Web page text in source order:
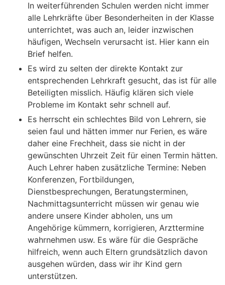
In weiterführenden Schulen werden nicht immer
alle Lehrkräfte über Besonderheiten in der Klasse
unterrichtet, was auch an, leider inzwischen
häufigen, Wechseln verursacht ist. Hier kann ein
Brief helfen.
Es wird zu selten der direkte Kontakt zur
entsprechenden Lehrkraft gesucht, das ist für alle
Beteiligten misslich. Häufig klären sich viele
Probleme im Kontakt sehr schnell auf.
Es herrscht ein schlechtes Bild von Lehrern, sie
seien faul und hätten immer nur Ferien, es wäre
daher eine Frechheit, dass sie nicht in der
gewünschten Uhrzeit Zeit für einen Termin hätten.
Auch Lehrer haben zusätzliche Termine: Neben
Konferenzen, Fortbildungen,
Dienstbesprechungen, Beratungsterminen,
Nachmittagsunterricht müssen wir genau wie
andere unsere Kinder abholen, uns um
Angehörige kümmern, korrigieren, Arzttermine
wahrnehmen usw. Es wäre für die Gespräche
hilfreich, wenn auch Eltern grundsätzlich davon
ausgehen würden, dass wir ihr Kind gern
unterstützen.